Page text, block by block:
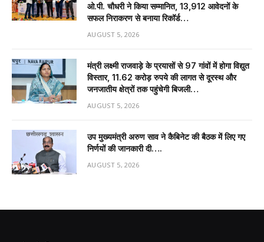
ओ.पी. चौधरी ने किया सम्मानित, 13,912 आवेदनों के
सफल निराकरण से बनाया रिकॉर्ड…
AUGUST 5, 2026
मंत्री लक्ष्मी राजवाड़े के प्रयासों से 97 गांवों में होगा विद्युत
विस्तार, 11.62 करोड़ रुपये की लागत से दूरस्थ और
जनजातीय क्षेत्रों तक पहुंचेगी बिजली…
AUGUST 5, 2026
उप मुख्यमंत्री अरुण साव ने कैबिनेट की बैठक में लिए गए
निर्णयों की जानकारी दी….
AUGUST 5, 2026